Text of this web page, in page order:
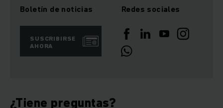
Boletín de noticias
SUSCRIBIRSE
AHORA
Redes sociales
¿Tiene preguntas?